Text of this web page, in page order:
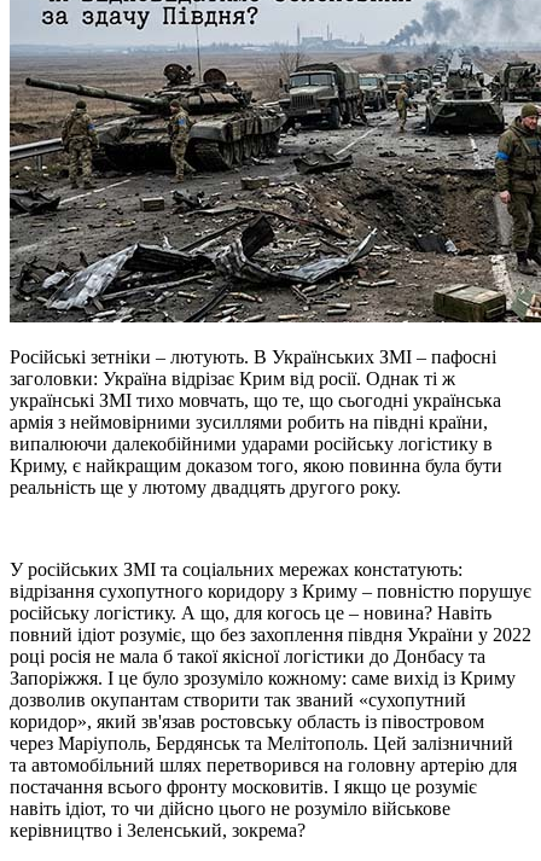
Російські зетніки – лютують. В Українських ЗМІ – пафосні
заголовки: Україна відрізає Крим від росії. Однак ті ж
українські ЗМІ тихо мовчать, що те, що сьогодні українська
армія з неймовірними зусиллями робить на півдні країни,
випалюючи далекобійними ударами російську логістику в
Криму, є найкращим доказом того, якою повинна була бути
реальність ще у лютому двадцять другого року.
У російських ЗМІ та соціальних мережах констатують:
відрізання сухопутного коридору з Криму – повністю порушує
російську логістику. А що, для когось це – новина? Навіть
повний ідіот розуміє, що без захоплення півдня України у 2022
році росія не мала б такої якісної логістики до Донбасу та
Запоріжжя. І це було зрозуміло кожному: саме вихід із Криму
дозволив окупантам створити так званий «сухопутний
коридор», який зв'язав ростовську область із півостровом
через Маріуполь, Бердянськ та Мелітополь. Цей залізничний
та автомобільний шлях перетворився на головну артерію для
постачання всього фронту московитів. І якщо це розуміє
навіть ідіот, то чи дійсно цього не розуміло військове
керівництво і Зеленський, зокрема?